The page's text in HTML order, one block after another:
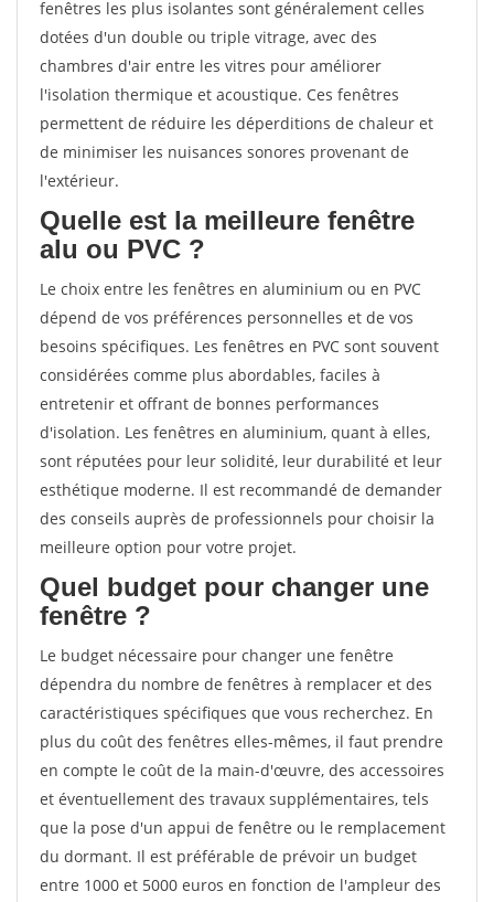
fenêtres les plus isolantes sont généralement celles
dotées d'un double ou triple vitrage, avec des
chambres d'air entre les vitres pour améliorer
l'isolation thermique et acoustique. Ces fenêtres
permettent de réduire les déperditions de chaleur et
de minimiser les nuisances sonores provenant de
l'extérieur.
Quelle est la meilleure fenêtre
alu ou PVC ?
Le choix entre les fenêtres en aluminium ou en PVC
dépend de vos préférences personnelles et de vos
besoins spécifiques. Les fenêtres en PVC sont souvent
considérées comme plus abordables, faciles à
entretenir et offrant de bonnes performances
d'isolation. Les fenêtres en aluminium, quant à elles,
sont réputées pour leur solidité, leur durabilité et leur
esthétique moderne. Il est recommandé de demander
des conseils auprès de professionnels pour choisir la
meilleure option pour votre projet.
Quel budget pour changer une
fenêtre ?
Le budget nécessaire pour changer une fenêtre
dépendra du nombre de fenêtres à remplacer et des
caractéristiques spécifiques que vous recherchez. En
plus du coût des fenêtres elles-mêmes, il faut prendre
en compte le coût de la main-d'œuvre, des accessoires
et éventuellement des travaux supplémentaires, tels
que la pose d'un appui de fenêtre ou le remplacement
du dormant. Il est préférable de prévoir un budget
entre 1000 et 5000 euros en fonction de l'ampleur des